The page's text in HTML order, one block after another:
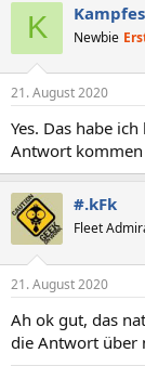
K Newbie
21. August 2020
Yes. Das habe
Antwort
#.kFk
Fleet
21. August 2020
Ah ok gut, das
die Antwort über